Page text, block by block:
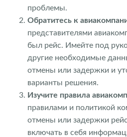
проблемы.
Обратитесь к
представителями
был рейс. Имейте под
другие необходимые
отмены или задержки и
варианты решения.
Изучите правила
правилами и политикой
отмены или задержки
включать в себя